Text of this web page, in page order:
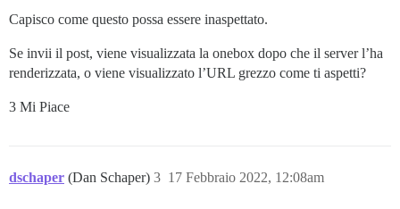
Capisco come questo possa essere inaspettato.
Se invii il post, viene visualizzata la onebox dopo che il server l’ha
renderizzata, o viene visualizzato l’URL grezzo come ti aspetti?
3 Mi Piace
dschaper (Dan Schaper) 17 Febbraio 2022, 12:08am
3